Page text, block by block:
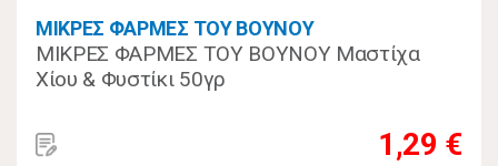
ΜΙΚΡΕΣ ΦΑΡΜΕΣ ΤΟΥ ΒΟΥΝΟΥ
ΜΙΚΡΕΣ ΦΑΡΜΕΣ ΤΟΥ ΒΟΥΝΟΥ Μαστίχα
Χίου & Φυστίκι 50γρ
1,29 €